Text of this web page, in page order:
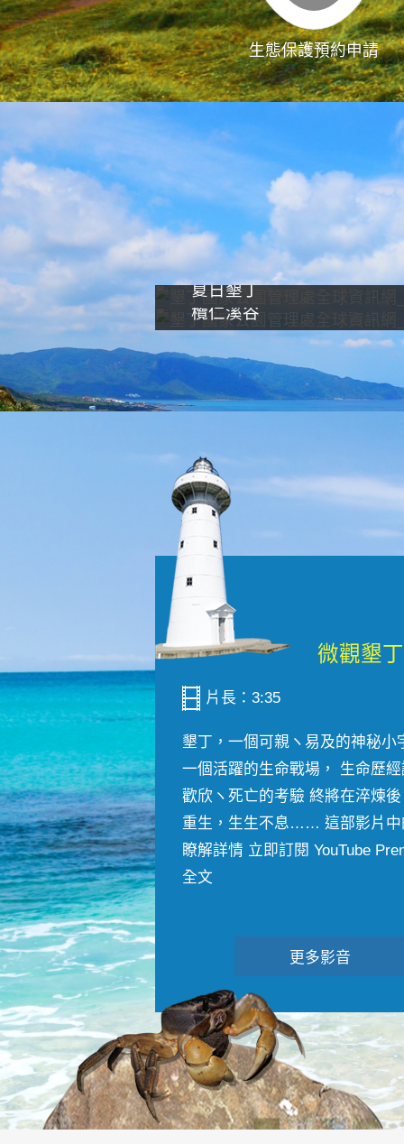
生態保護預約申請
夏日墾丁
欖仁溪谷
片長：3:35
墾丁，一個可親ヽ易及的神秘小
一個活躍的生命戰場， 生命歷
歡欣ヽ死亡的考驗 終將在淬煉
重生，生生不息…… 這部影片中
瞭解詳情 立即訂閱 YouTube
全文
更多影音